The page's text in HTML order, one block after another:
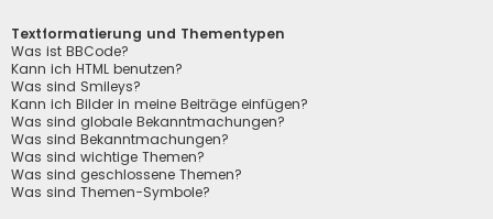
Textformatierung und Thementypen
Was ist BBCode?
Kann ich HTML benutzen?
Was sind Smileys?
Kann ich Bilder in meine Beiträge einfügen?
Was sind globale Bekanntmachungen?
Was sind Bekanntmachungen?
Was sind wichtige Themen?
Was sind geschlossene Themen?
Was sind Themen-Symbole?